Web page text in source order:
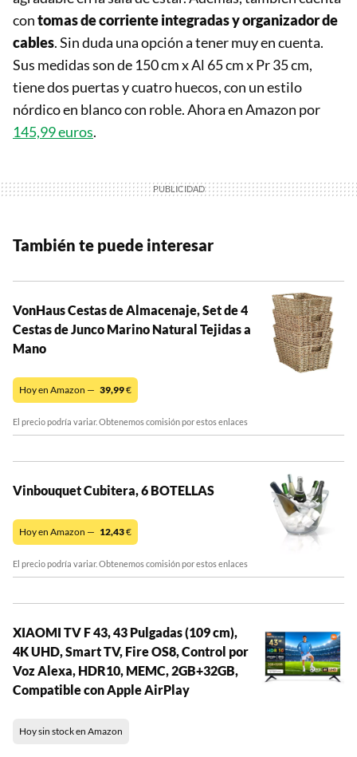
contomas de corriente integradas y organizador de
cables. Sin duda una opción a tener muy en cuenta.
Sus medidas son de 150 cm x Al 65 cm x Pr 35 cm,
tiene dos puertas y cuatro huecos, con un estilo
nórdico en blanco con roble. Ahora en Amazon por
145,99 euros.
También te puede interesar
VonHaus Cestas de Almacenaje, Set de 4
Cestas de Junco Marino Natural Tejidas a
Mano
Hoy en Amazon — 39,99€
El precio podría variar. Obtenemos comisión por estos enlaces
Vinbouquet Cubitera, 6 BOTELLAS
Hoy en Amazon — 12,43€
El precio podría variar. Obtenemos comisión por estos enlaces
XIAOMI TV F 43, 43 Pulgadas (109 cm),
4K UHD, Smart TV, Fire OS8, Control por
Voz Alexa, HDR10, MEMC, 2GB+32GB,
Compatible con Apple AirPlay
Hoy sin stock en Amazon